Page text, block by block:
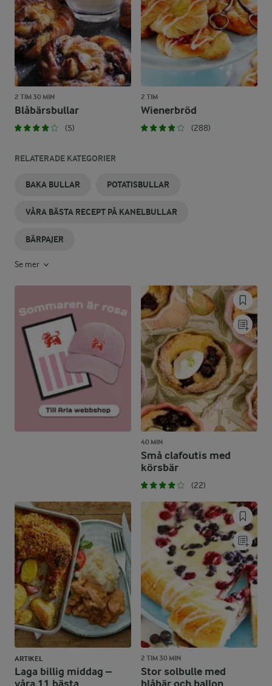
2 TIM 30 MIN
Blåbärsbullar
(5)
2 TIM
Wienerbröd
(288)
RELATERADE KATEGORIER
BAKA BULLAR POTATISBULLAR
VÅRA BÄSTA RECEPT PÅ KANELBULLAR
BÄRPAJER
Se mer
40 MIN
Små clafoutis med
körsbär
(22)
ARTIKEL
Laga billig middag –
2 TIM 30 MIN
Stor solbulle med